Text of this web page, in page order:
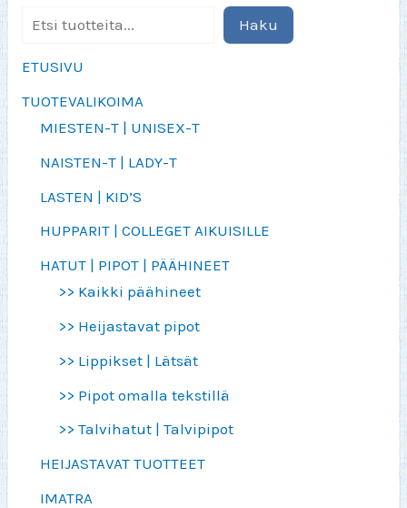
Haku
ETUSIVU
TUOTEVALIKOIMA
MIESTEN-T | UNISEX-T
NAISTEN-T | LADY-T
LASTEN | KID’S
HUPPARIT | COLLEGET AIKUISILLE
HATUT | PIPOT | PÄÄHINEET
>> Kaikki päähineet
>> Heijastavat pipot
>> Lippikset | Lätsät
>> Pipot omalla tekstillä
>> Talvihatut | Talvipipot
HEIJASTAVAT TUOTTEET
IMATRA